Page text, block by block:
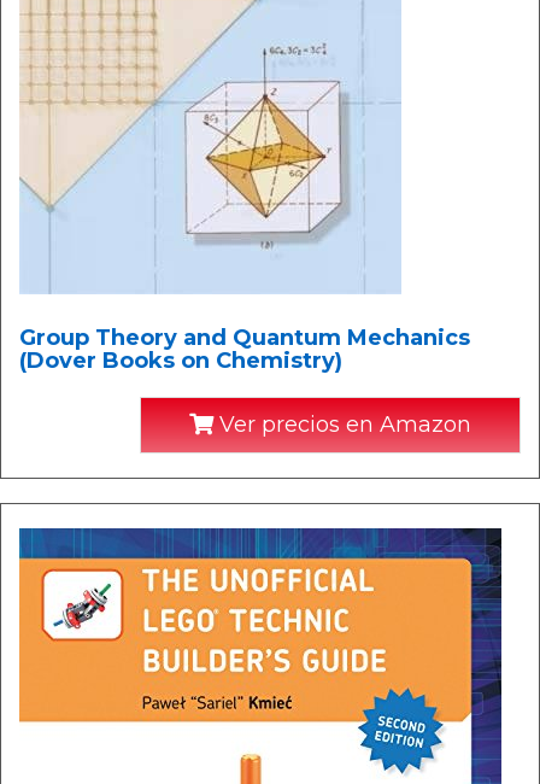
Group Theory and Quantum Mechanics
(Dover Books on Chemistry)
Ver precios en Amazon